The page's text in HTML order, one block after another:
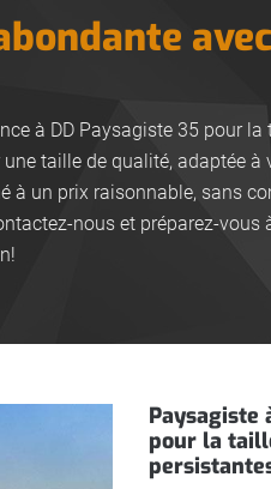
à DD Paysagiste 35 pour la
taille de qualité, adaptée à
à un prix raisonnable, sans
nous et préparez-vous
Paysagiste
pour la